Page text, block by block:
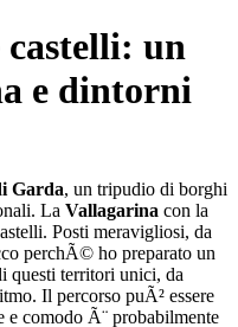
un
e dintorni
Garda, un tripudio di borghi
La Vallagarina con la
Posti meravigliosi, da
perchÃ© ho preparato un
questi territori unici, da
Il percorso puÃ² essere
comodo Ã¨ probabilmente